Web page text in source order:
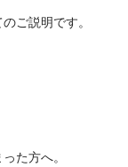
ご説明です。
た方へ。